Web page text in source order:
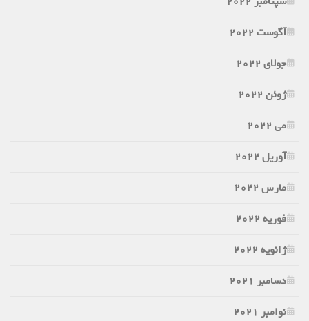
آگوست 2022
جولای 2022
ژوئن 2022
می 2022
آوریل 2022
مارس 2022
فوریه 2022
ژانویه 2022
دسامبر 2021
نوامبر 2021